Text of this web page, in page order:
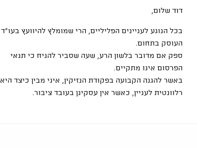
דוד שלום,
בכל הנוגע לעניינים הפליליים, הרי שמומלץ להיוועץ בעו"ד
העוסק בתחום.
ספק אם מדובר בלשון הרע, שעה שסביר להניח כי תנאי
הפרסום אינו מתקיים.
באשר להגנה הקבועה בפקודת הנזיקין, איני מבין כיצד היא
רלוונטית לעניין, כאשר אין עסקינן בעובד ציבור.